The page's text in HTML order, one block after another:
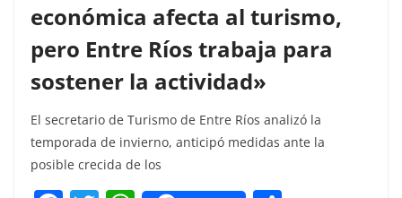
económica afecta al turismo,
pero Entre Ríos trabaja para
sostener la actividad»
El secretario de Turismo de Entre Ríos analizó la
temporada de invierno, anticipó medidas ante la
posible crecida de los